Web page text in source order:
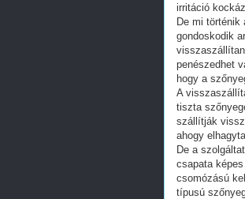
irritáció
De mi
gondoskodik
penészedhet
hogy a
A
tiszta
szállítják
ahogy
De a
csapata
csomózású
típusú